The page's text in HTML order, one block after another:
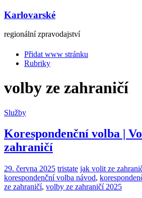
Karlovarské
regionální zpravodajství
Přidat www stránku
Rubriky
volby ze zahraničí
Služby
Korespondenční volba |
zahraničí
29. června 2025 tristate jak volit ze
korespondenční volba návod,
ze zahraničí, volby ze zahraničí 2025